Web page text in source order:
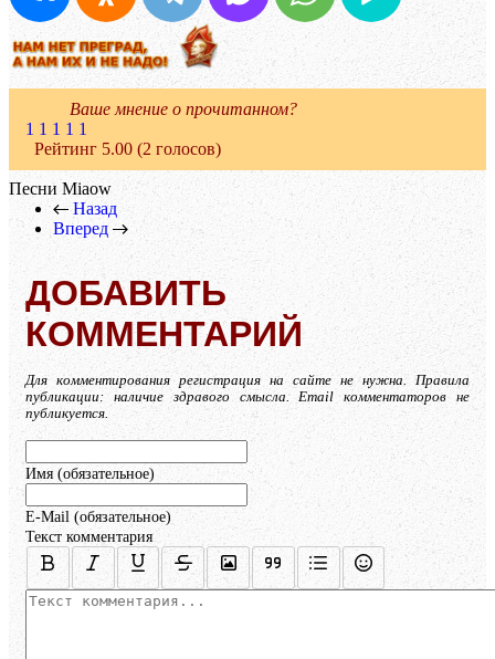
Ваше мнение о прочитанном?
1 1 1 1 1
Рейтинг 5.00 (2 голосов)
Песни Miaow
Назад
Вперед
ДОБАВИТЬ
КОММЕНТАРИЙ
Для комментирования регистрация на сайте не нужна. Правила
публикации: наличие здравого смысла. Email комментаторов не
публикуется.
Имя (обязательное)
E-Mail (обязательное)
Текст комментария